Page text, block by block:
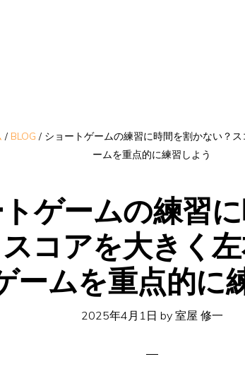
/ BLOG / ショートゲームの練習に時間を割かない？
ームを重点的に練習しよう
ゲームの練習
コアを大きく
ームを重点的に
2025年4月1日 by 室屋 修一